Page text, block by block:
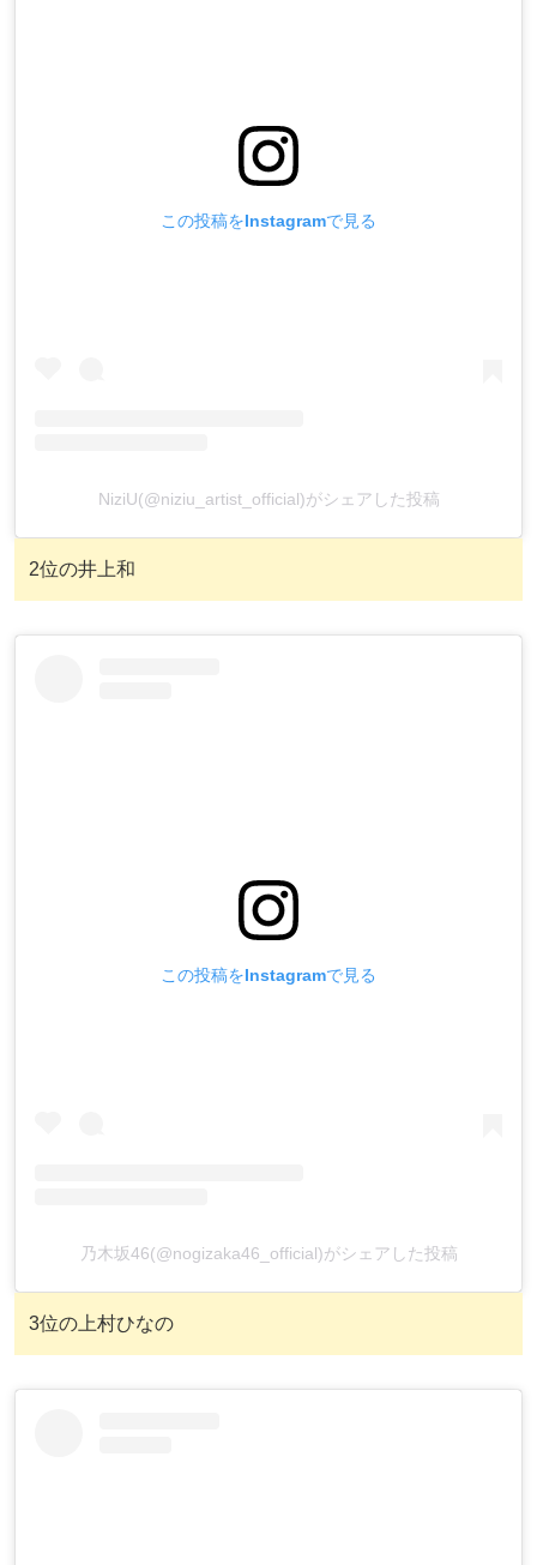
この投稿をInstagramで見る
NiziU(@niziu_artist_official)がシェアした投稿
2位の井上和
この投稿をInstagramで見る
乃木坂46(@nogizaka46_official)がシェアした投稿
3位の上村ひなの